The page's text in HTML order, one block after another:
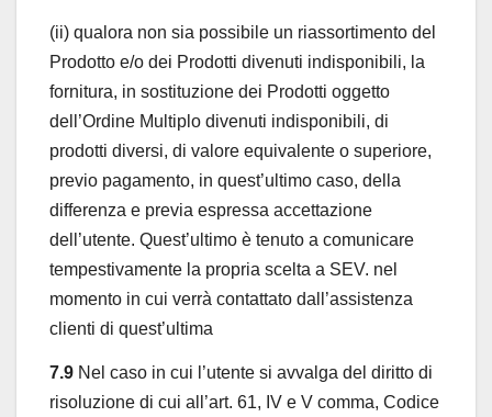
(ii) qualora non sia possibile un riassortimento del
Prodotto e/o dei Prodotti divenuti indisponibili, la
fornitura, in sostituzione dei Prodotti oggetto
dell’Ordine Multiplo divenuti indisponibili, di
prodotti diversi, di valore equivalente o superiore,
previo pagamento, in quest’ultimo caso, della
differenza e previa espressa accettazione
dell’utente. Quest’ultimo è tenuto a comunicare
tempestivamente la propria scelta a SEV. nel
momento in cui verrà contattato dall’assistenza
clienti di quest’ultima
7.9 Nel caso in cui l’utente si avvalga del diritto di
risoluzione di cui all’art. 61, IV e V comma, Codice